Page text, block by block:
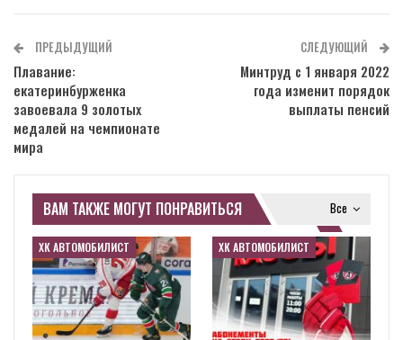
ПРЕДЫДУЩИЙ
Плавание:
екатеринбурженка
завоевала 9 золотых
медалей на чемпионате
мира
СЛЕДУЮЩИЙ
Минтруд с 1 января 2022
года изменит порядок
выплаты пенсий
Все
ВАМ ТАКЖЕ МОГУТ ПОНРАВИТЬСЯ
ХК АВТОМОБИЛИСТ ХК АВТОМОБИЛИСТ